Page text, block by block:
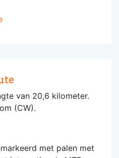
van 20,6 kilometer.
(CW).
met palen met